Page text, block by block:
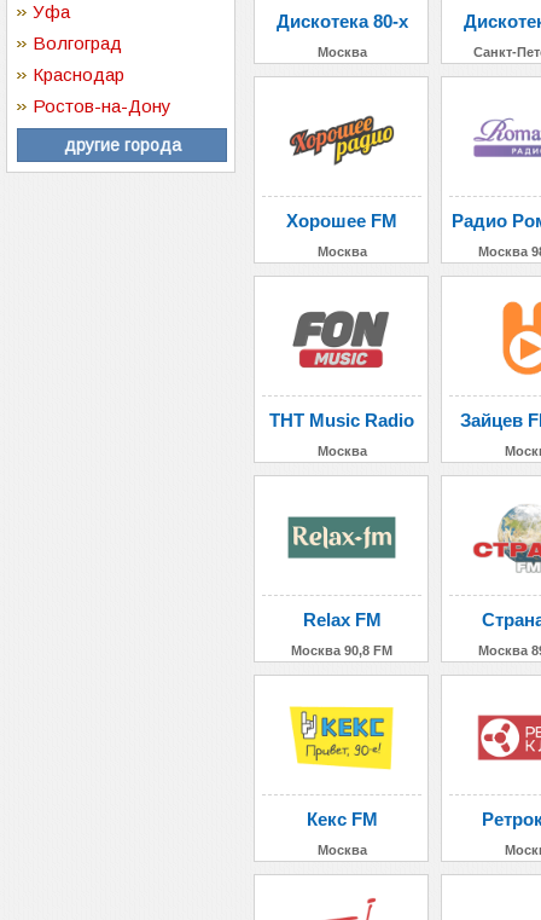
Уфа
Волгоград
Краснодар
Ростов-на-Дону
другие города
Дискотека 80-х
Москва Санкт-
Хорошее FM
Москва
Радио
Москва
ТНТ Music Radio
Москва
Зайцев
Relax FM
Москва 90,8 FM Москва
Кекс FM
Москва